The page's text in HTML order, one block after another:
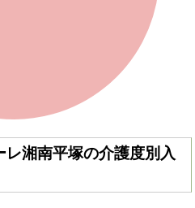
湘南平塚の介護度別入